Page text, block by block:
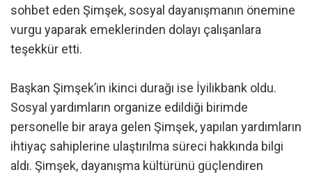
sohbet eden Şimşek, sosyal dayanışmanın önemine
vurgu yaparak emeklerinden dolayı çalışanlara
teşekkür etti.
Başkan Şimşek’in ikinci durağı ise İyilikbank oldu.
Sosyal yardımların organize edildiği birimde
personelle bir araya gelen Şimşek, yapılan yardımların
ihtiyaç sahiplerine ulaştırılma süreci hakkında bilgi
aldı. Şimşek, dayanışma kültürünü güçlendiren